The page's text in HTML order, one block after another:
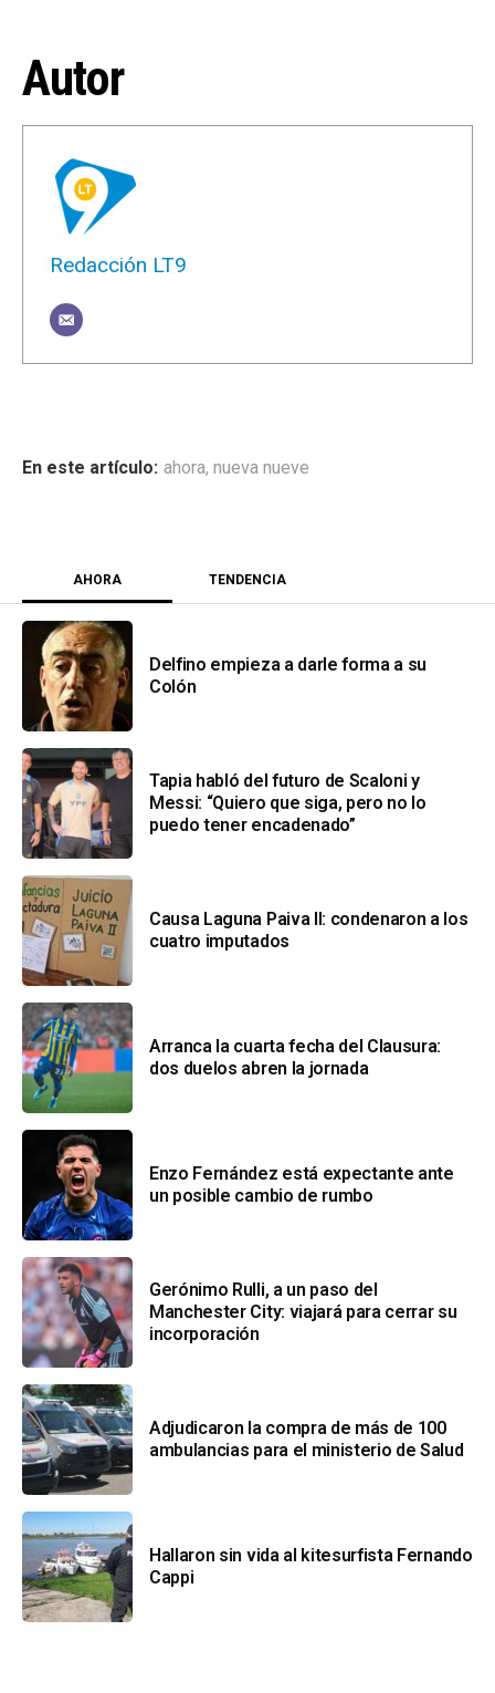
Autor
Redacción LT9
ahora, nueva nueve
AHORA TENDENCIA
Delfino empieza a darle forma a su
Colón
Tapia habló del futuro de Scaloni y
Messi: “Quiero que siga, pero no lo
puedo tener encadenado”
Causa Laguna Paiva II: condenaron a los
cuatro imputados
Arranca la cuarta fecha del Clausura:
dos duelos abren la jornada
Enzo Fernández está expectante ante
un posible cambio de rumbo
Gerónimo Rulli, a un paso del
Manchester City: viajará para cerrar su
incorporación
Adjudicaron la compra de más de 100
ambulancias para el ministerio de Salud
Hallaron sin vida al kitesurfista Fernando
Cappi